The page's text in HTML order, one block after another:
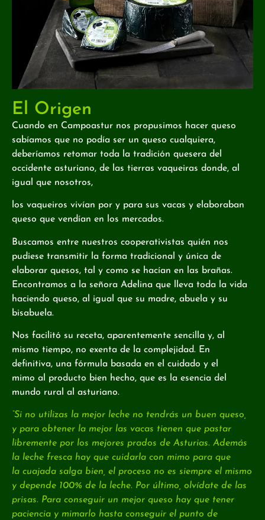
El Origen
Cuando en Campoastur nos propusimos hacer queso
sabíamos que no podía ser un queso cualquiera,
deberíamos retomar toda la tradición quesera del
occidente asturiano, de las tierras vaqueiras donde, al
igual que nosotros,
los vaqueiros vivían por y para sus vacas y elaboraban
queso que vendían en los mercados.
Buscamos entre nuestros cooperativistas quién nos
pudiese transmitir la forma tradicional y única de
elaborar quesos, tal y como se hacían en las brañas.
Encontramos a la señora Adelina que lleva toda la vida
haciendo queso, al igual que su madre, abuela y su
bisabuela.
Nos facilitó su receta, aparentemente sencilla y, al
mismo tiempo, no exenta de la complejidad. En
definitiva, una fórmula basada en el cuidado y el
mimo al producto bien hecho, que es la esencia del
mundo rural al asturiano.
“Si no utilizas la mejor leche no tendrás un buen queso,
y para obtener la mejor las vacas tienen que pastar
libremente por los mejores prados de Asturias. Además
la leche fresca hay que cuidarla con mimo para que
la cuajada salga bien, el proceso no es siempre el mismo
y depende 100% de la leche. Por último, olvídate de las
prisas. Para conseguir un mejor queso hay que tener
paciencia y mimarlo hasta conseguir el punto de